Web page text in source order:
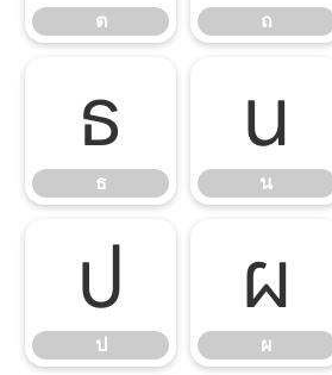
ต ถ
ธ
ธ
น
น
ป
ป
ผ
ผ